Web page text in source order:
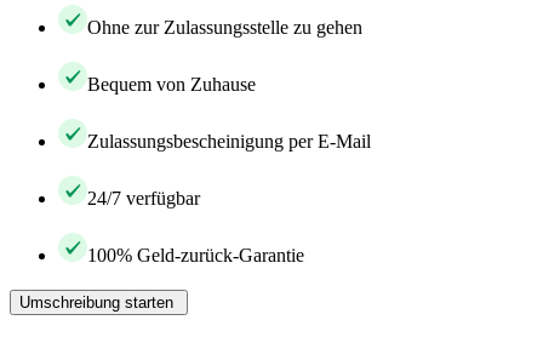
Ohne zur Zulassungsstelle zu gehen
Bequem von Zuhause
Zulassungsbescheinigung per E-Mail
24/7 verfügbar
100% Geld-zurück-Garantie
Umschreibung starten